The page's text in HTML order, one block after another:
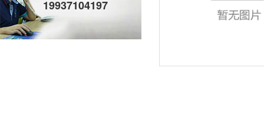
19937104197